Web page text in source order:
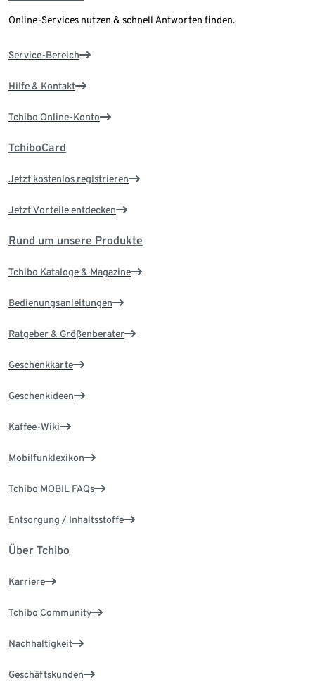
Online-Services nutzen & schnell Antworten finden.
Service-Bereich
Hilfe & Kontakt
Tchibo Online-Konto
TchiboCard
Jetzt kostenlos registrieren
Jetzt Vorteile entdecken
Rund um unsere Produkte
Tchibo Kataloge & Magazine
Bedienungsanleitungen
Ratgeber & Größenberater
Geschenkkarte
Geschenkideen
Kaffee-Wiki
Mobilfunklexikon
Tchibo MOBIL FAQs
Entsorgung / Inhaltsstoffe
Über Tchibo
Karriere
Tchibo Community
Nachhaltigkeit
Geschäftskunden